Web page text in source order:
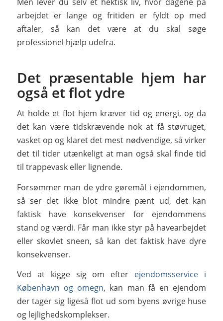
Men lever du selv et hektisk liv, hvor dagene på
arbejdet er lange og fritiden er fyldt op med
aftaler, så kan det være at du skal søge
professionel hjælp udefra.
Det præsentable hjem har
også et flot ydre
At holde et flot hjem kræver tid og energi, og da
det kan være tidskrævende nok at få støvruget,
vasket op og klaret det mest nødvendige, så virker
det til tider utænkeligt at man også skal finde tid
til trappevask eller lignende.
Forsømmer man de ydre gøremål i ejendommen,
så ser det ikke blot mindre pænt ud, det kan
faktisk have konsekvenser for ejendommens
stand og værdi. Får man ikke styr på havearbejdet
eller skovlet sneen, så kan det faktisk have dyre
konsekvenser.
Ved at kigge sig om efter ejendomsservice i
København og omegn, kan man få en ejendom
der tager sig ligeså flot ud som byens øvrige huse
og lejlighedskomplekser.